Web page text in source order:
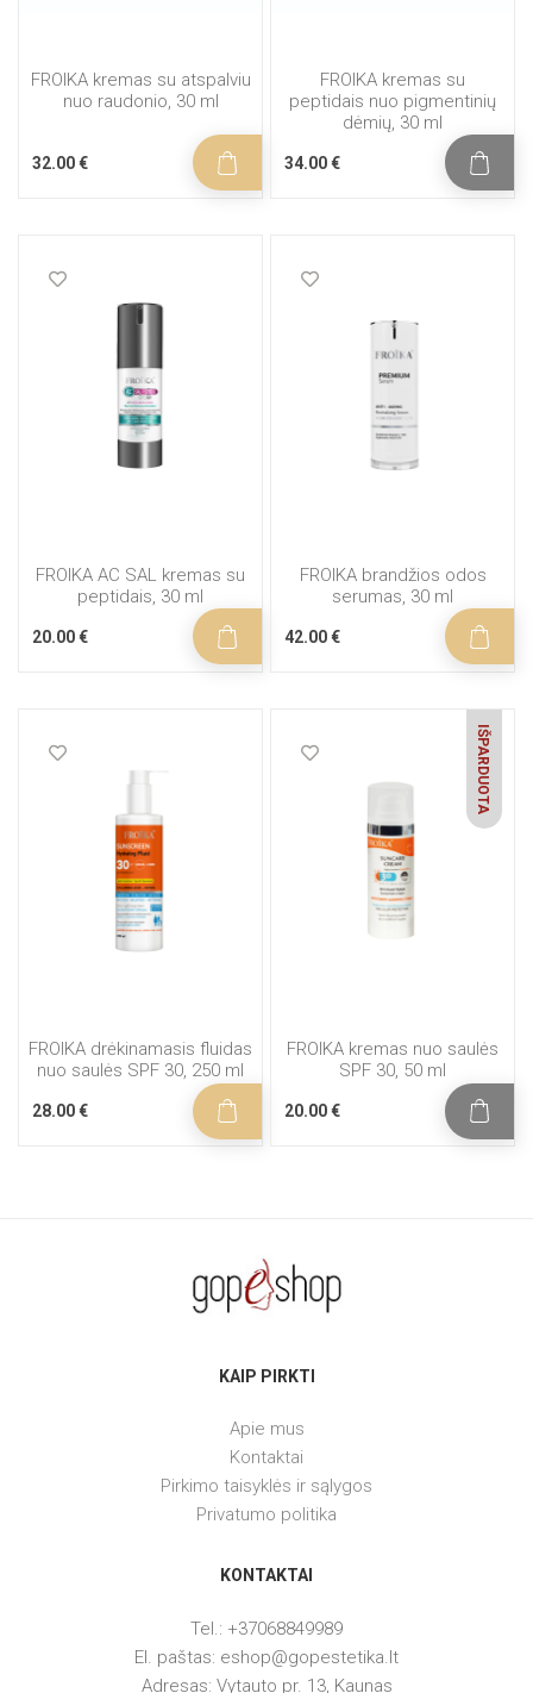
FROIKA kremas su atspalviu
nuo raudonio, 30 ml
32.00 €
FROIKA kremas su
peptidais nuo pigmentinių
dėmių, 30 ml
34.00 €
FROIKA AC SAL kremas su
peptidais, 30 ml
20.00 €
FROIKA brandžios odos
serumas, 30 ml
42.00 €
FROIKA drėkinamasis fluidas
nuo saulės SPF 30, 250 ml
28.00 €
IŠPARDUOTA
FROIKA kremas nuo saulės
SPF 30, 50 ml
20.00 €
KAIP PIRKTI
Apie mus
Kontaktai
Pirkimo taisyklės ir sąlygos
Privatumo politika
KONTAKTAI
Tel.: +37068849989
El. paštas: eshop@gopestetika.lt
Adresas: Vytauto pr. 13, Kaunas